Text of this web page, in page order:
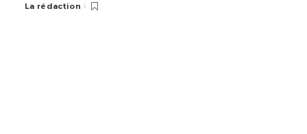
La rédaction